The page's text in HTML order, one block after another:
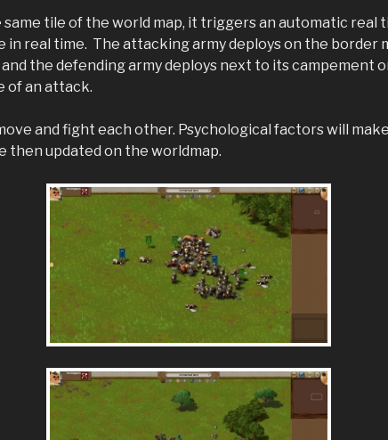
tile of the world map, it triggers an automatic
real time. The attacking army deploys on the border
the defending army deploys next to its campement
of an attack.
and fight each other. Psychological factors will
then updated on the worldmap.